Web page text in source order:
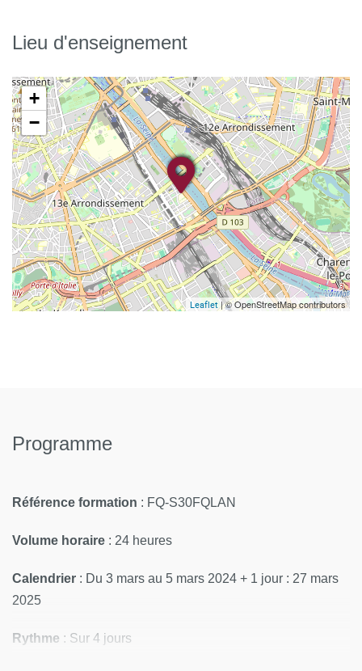
Lieu d'enseignement
+
−
Leaflet | © OpenStreetMap contributors
Programme
Référence formation : FQ-S30FQLAN
Volume horaire : 24 heures
Calendrier : Du 3 mars au 5 mars 2024 + 1 jour : 27 mars
2025
Rythme : Sur 4 jours